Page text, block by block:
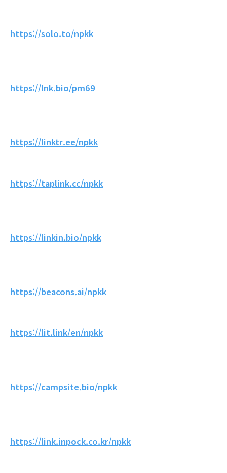
https://solo.to/npkk
https://lnk.bio/pm69
https://linktr.ee/npkk
https://taplink.cc/npkk
https://linkin.bio/npkk
https://beacons.ai/npkk
https://lit.link/en/npkk
https://campsite.bio/npkk
https://link.inpock.co.kr/npkk